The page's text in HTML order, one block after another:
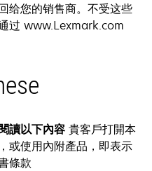
给您的销售商。不受这些
过 www.Lexmark.com
讀以下內容 貴客戶打開本
或使用內附產品，即表示
條款